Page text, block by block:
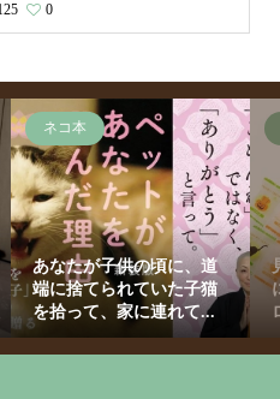
0
ネコ本
あなたが子供の頃に、道
端に捨てられていた子猫
を拾って、家に連れて...